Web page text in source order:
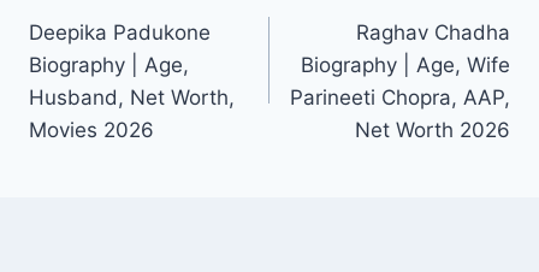
navigation
Deepika Padukone
Biography | Age,
Husband, Net Worth,
Movies 2026
Raghav Chadha
Biography | Age, Wife
Parineeti Chopra, AAP,
Net Worth 2026